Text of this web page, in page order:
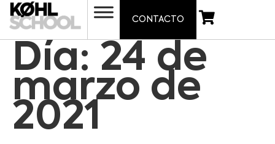
CONTACTO
Día: 24 de
marzo de
2021